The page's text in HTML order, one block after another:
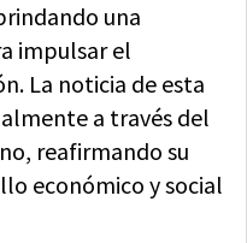
una
impulsar el
La noticia de esta
a través del
reafirmando su
económico y social